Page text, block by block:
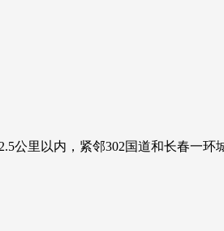
里以内，紧邻302国道和长春一